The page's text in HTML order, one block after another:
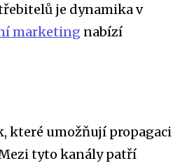
je dynamika v
marketing nabízí
které umožňují propagaci
tyto kanály patří